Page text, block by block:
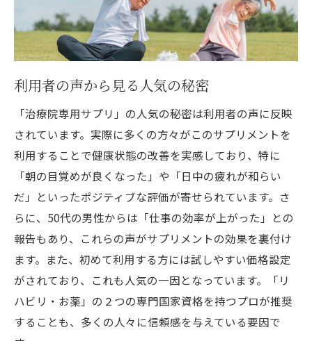
利用者の声から見る人気の秘密
「治療院専用サプリ」の人気の秘密は利用者の声に反映
されています。実際に多くの方々がこのサプリメントを
利用することで健康状態の改善を実感しており、特に
「朝の目覚めが良くなった」や「日中の疲れが和らい
だ」といったポジティブな評価が寄せられています。さ
らに、50代の男性からは「仕事の効率が上がった」との
報告もあり、これらの声がサプリメントの効果を裏付け
ます。また、初めて利用する方には試しやすい価格設定
がされており、これも人気の一因となっています。「リ
ハビリ・お薬」の２つの専門国家資格を持つプロが推奨
することも、多くの人々に信頼感を与えている要因で